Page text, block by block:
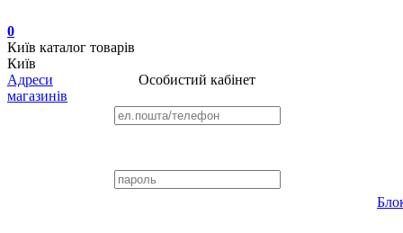
0
Київ каталог товарів
Київ
Адреси
магазинів
Особистий кабінет